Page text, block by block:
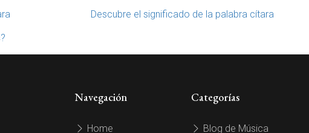
Descubre el significado de la palabra cítara
Navegación
Home
Categorías
Blog de Música